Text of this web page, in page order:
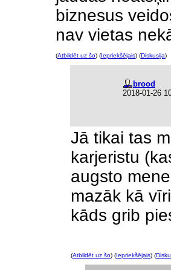
biznesus
nav vietas
(Atbildēt uz šo) (Iepriekšējais) (Diskusija)
brood
2018-01-26
Jā tikai tas
karjeristu
augsto
mazāk kā
kāds grib
(Atbildēt uz šo) (Iepriekšējais) (